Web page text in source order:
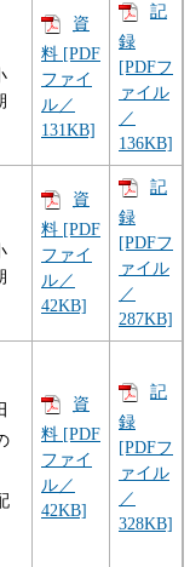
資
料 [PDF
ファイ
ル／
131KB]
記
録
[PDFフ
ァイル
／
136KB]
資
料 [PDF
ファイ
ル／
42KB]
記
録
[PDFフ
ァイル
／
287KB]
資
料 [PDF
ファイ
ル／
42KB]
記
録
[PDFフ
ァイル
／
328KB]